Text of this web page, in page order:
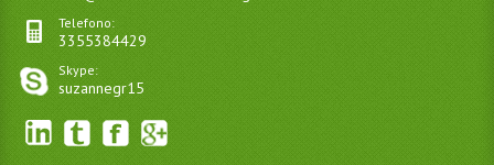
Telefono:
3355384429
Skype:
suzannegr15